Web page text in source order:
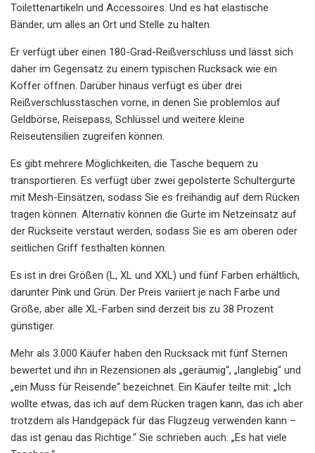
Toilettenartikeln und Accessoires. Und es hat elastische
Bänder, um alles an Ort und Stelle zu halten.
Er verfügt über einen 180-Grad-Reißverschluss und lässt sich
daher im Gegensatz zu einem typischen Rucksack wie ein
Koffer öffnen. Darüber hinaus verfügt es über drei
Reißverschlusstaschen vorne, in denen Sie problemlos auf
Geldbörse, Reisepass, Schlüssel und weitere kleine
Reiseutensilien zugreifen können.
Es gibt mehrere Möglichkeiten, die Tasche bequem zu
transportieren. Es verfügt über zwei gepolsterte Schultergurte
mit Mesh-Einsätzen, sodass Sie es freihändig auf dem Rücken
tragen können. Alternativ können die Gurte im Netzeinsatz auf
der Rückseite verstaut werden, sodass Sie es am oberen oder
seitlichen Griff festhalten können.
Es ist in drei Größen (L, XL und XXL) und fünf Farben erhältlich,
darunter Pink und Grün. Der Preis variiert je nach Farbe und
Größe, aber alle XL-Farben sind derzeit bis zu 38 Prozent
günstiger.
Mehr als 3.000 Käufer haben den Rucksack mit fünf Sternen
bewertet und ihn in Rezensionen als „geräumig“, „langlebig“ und
„ein Muss für Reisende“ bezeichnet. Ein Käufer teilte mit: „Ich
wollte etwas, das ich auf dem Rücken tragen kann, das ich aber
trotzdem als Handgepäck für das Flugzeug verwenden kann –
das ist genau das Richtige.“ Sie schrieben auch: „Es hat viele